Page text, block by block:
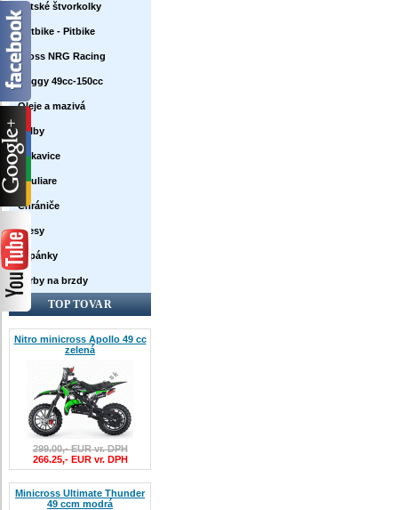
Detské štvorkolky
Dirtbike - Pitbike
Cross NRG Racing
Buggy 49cc-150cc
Oleje a mazivá
Prilby
Rukavice
Okuliare
Chrániče
Dresy
Topánky
Farby na brzdy
TOP TOVAR
Nitro minicross Apollo 49 cc
zelená
299.00,- EUR vr. DPH
266.25,- EUR vr. DPH
Minicross Ultimate Thunder
49 ccm modrá